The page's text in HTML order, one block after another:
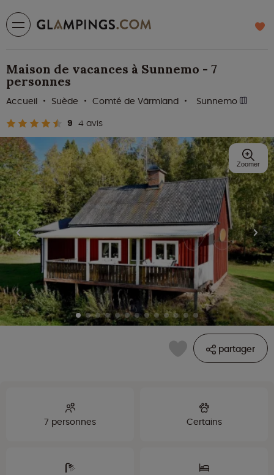
Maison de vacances à Sunnemo - 7
personnes
9 4 avis
Accueil Suède Comté de Värmland Sunnemo
partager
Zoomer
7 personnes Certains